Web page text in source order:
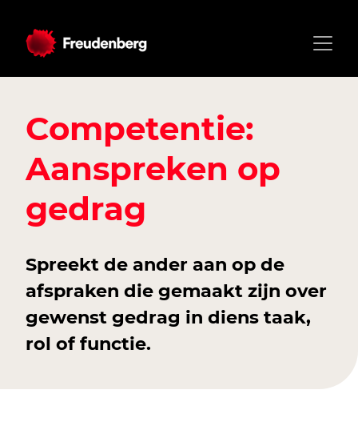
Competentie:
Aanspreken op
gedrag
Spreekt de ander aan op de
afspraken die gemaakt zijn over
gewenst gedrag in diens taak,
rol of functie.